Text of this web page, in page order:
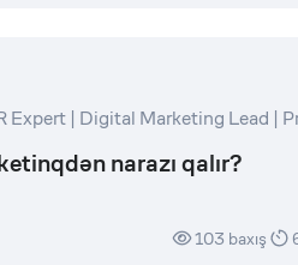
narazı qalır?
103 baxış